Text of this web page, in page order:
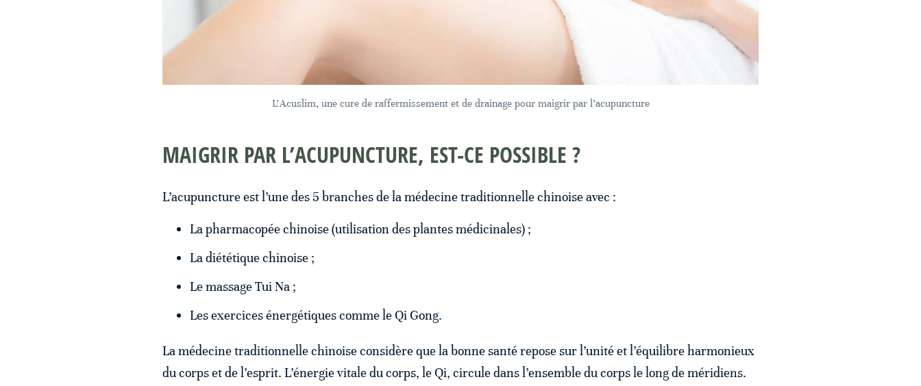
L'Acuslim, une cure de raffermissement et de drainage pour maigrir par l’acupuncture
MAIGRIR PAR L’ACUPUNCTURE, EST-CE POSSIBLE ?
L’acupuncture est l’une des 5 branches de la médecine traditionnelle chinoise avec :
La pharmacopée chinoise (utilisation des plantes médicinales) ;
La diététique chinoise ;
Le massage Tui Na ;
Les exercices énergétiques comme le Qi Gong.
La médecine traditionnelle chinoise considère que la bonne santé repose sur l’unité et l’équilibre harmonieux
du corps et de l’esprit. L’énergie vitale du corps, le Qi, circule dans l’ensemble du corps le long de méridiens.